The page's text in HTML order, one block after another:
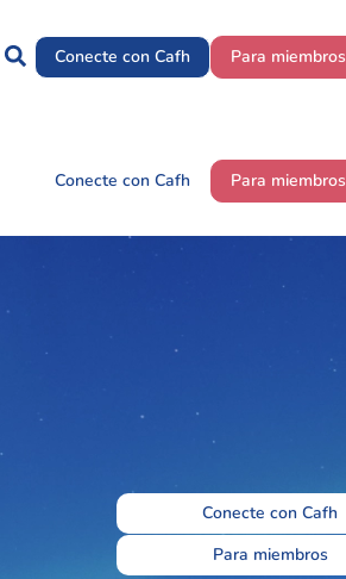
Conecte con Cafh Para miembros
Conecte con Cafh Para miembros
Conecte con Cafh
Para miembros